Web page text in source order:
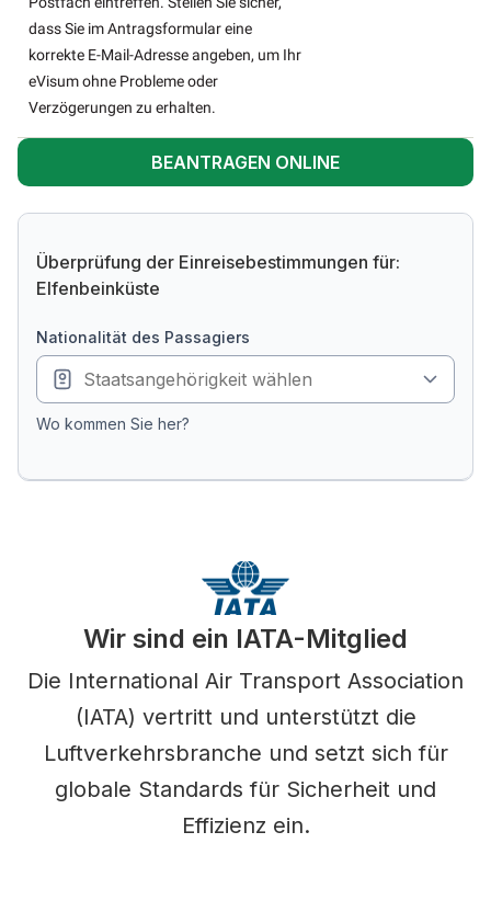
dass Sie im Antragsformular eine
korrekte E-Mail-Adresse angeben, um Ihr
eVisum ohne Probleme oder
Verzögerungen zu erhalten.
BEANTRAGEN ONLINE
Überprüfung der Einreisebestimmungen für:
Elfenbeinküste
Nationalität des Passagiers
Wo kommen Sie her?
Wir sind ein IATA-Mitglied
Die International Air Transport Association
(IATA) vertritt und unterstützt die
Luftverkehrsbranche und setzt sich für
globale Standards für Sicherheit und
Effizienz ein.